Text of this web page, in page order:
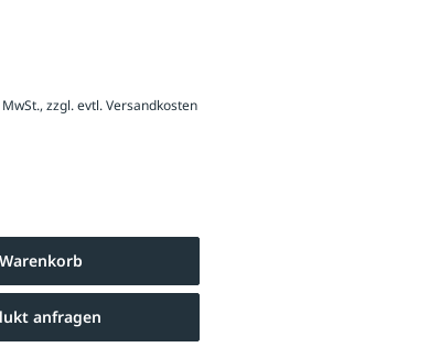
zzgl. evtl.Versandkosten
Gib den gewünschten Wert ein oder
anfragen
Ausführung 30 Liter, mit Ascher